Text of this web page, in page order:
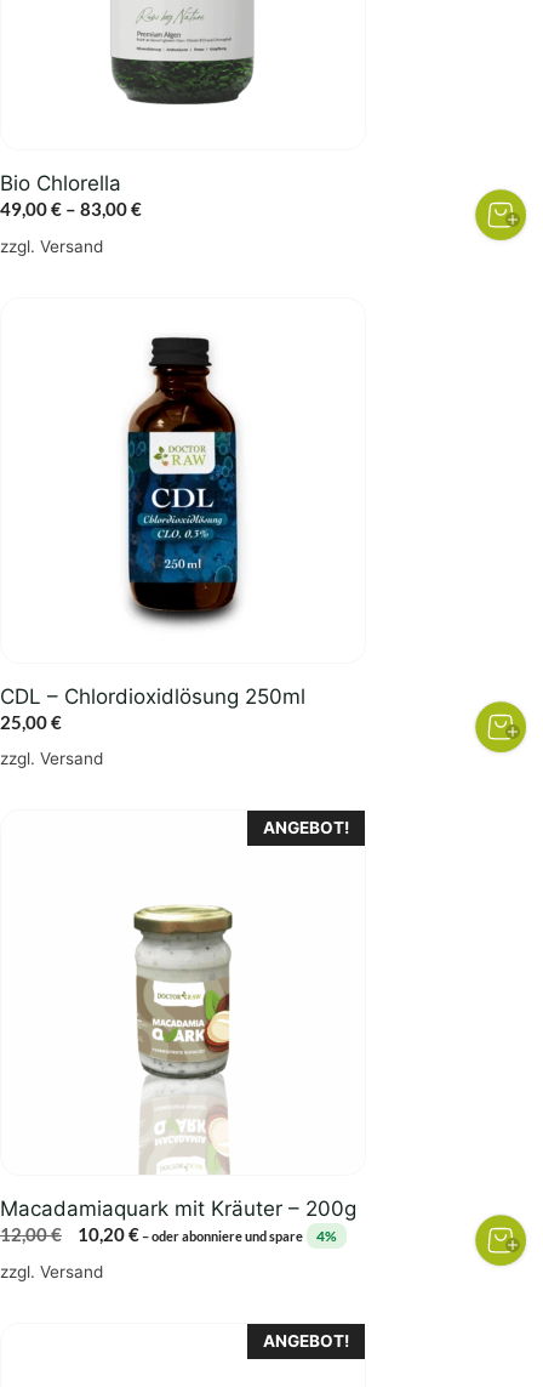
Bio Chlorella
49,00€ – 83,00€Preisspanne:
zzgl. Versand
werden
CDL – Chlordioxidlösung 250ml
25,00€
zzgl. Versand
ANGEBOT!
Macadamiaquark mit Kräuter – 200g
12,00€
Ursprünglicher
Preis
10,20€Aktueller
–oder abonniere und spare 4%
zzgl. Versand
ANGEBOT!